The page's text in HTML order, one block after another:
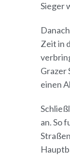
Sieger
Zeit in
Grazer
einen
an. So